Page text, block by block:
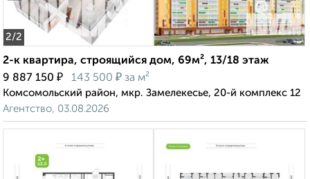
2/2
2-к квартира, строящийся дом, 69м², 13/18 этаж
9 887 150 ₽ 143 500 ₽ за м²
Комсомольский район, мкр. Замелекесье, 20-й комплекс 12
Агентство, 03.08.2026